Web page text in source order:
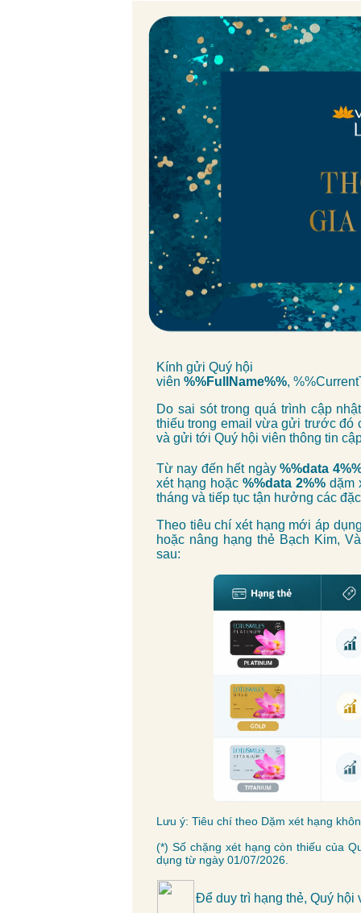
Kính gửi Quý hội
viên %%FullName%%,
Do sai sót trong quá trình cập
thiếu trong email vừa gửi trước đó
và gửi tới Quý hội viên thông tin
Từ nay đến hết ngày%%data
xét hạng hoặc%%data 2%% dặm
tháng và tiếp tục tận hưởng các
Theo tiêu chí xét hạng mới áp
hoặc nâng hạng thẻ Bạch Kim,
sau:
Lưu ý: Tiêu chí theo Dặm xét hạng
(*) Số chặng xét hạng còn thiếu của
dụng từ ngày 01/07/2026.
Để duy trì hạng thẻ, Quý hội